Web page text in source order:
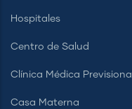
Hospitales
Centro de Salud
Clínica Médica Previsional
Casa Materna